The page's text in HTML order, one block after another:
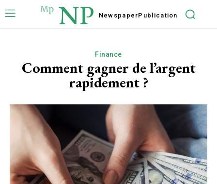
NP NewspaperPublication
Finance
Comment gagner de l’argent
rapidement ?